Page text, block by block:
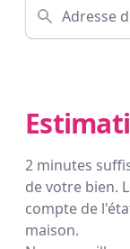
2 minutes
de votre bien.
compte de
maison.